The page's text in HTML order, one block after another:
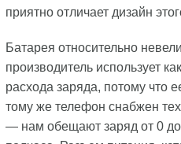
приятно отличает дизайн
Батарея относительно
производитель использует
расхода заряда, потому что
тому же телефон снабжен
— нам обещают заряд от 0 до